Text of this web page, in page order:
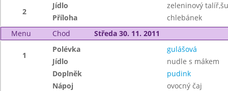
2
Jídlo
zeleninový
Příloha
chlebánek
Menu
Chod Středa 30. 11. 2011
1
Polévka
gulášová
Jídlo
nudle s mákem
Doplněk
pudink
Nápoj
ovocný čaj